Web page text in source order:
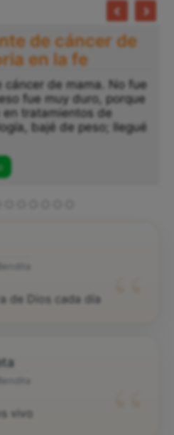
de cáncer de
en la fe
cáncer de mama. No fue
fue muy duro, porque
tratamientos de
bajé de peso; llegué
de Dios cada día
vivo